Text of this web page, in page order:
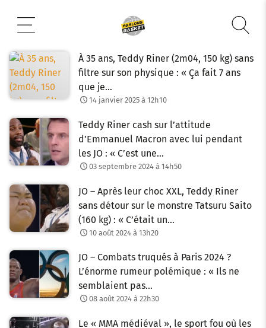
contenu
À 35 ans, Teddy Riner (2m04, 150 kg) sans
filtre sur son physique : « Ça fait 7 ans
que je…
14 janvier 2025 à 12h10
Teddy Riner cash sur l’attitude
d’Emmanuel Macron avec lui pendant
les JO : « C’est une…
03 septembre 2024 à 14h50
JO – Après leur choc XXL, Teddy Riner
sans détour sur le monstre Tatsuru Saito
(160 kg) : « C’était un…
10 août 2024 à 13h20
JO – Combats truqués à Paris 2024 ?
L’énorme rumeur polémique : « Ils ne
semblaient pas…
08 août 2024 à 22h30
Le « MMA médiéval », le sport fou où les